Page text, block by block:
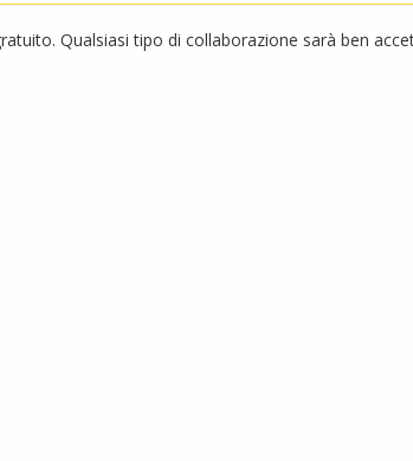
Qualsiasi tipo di collaborazione sarà ben